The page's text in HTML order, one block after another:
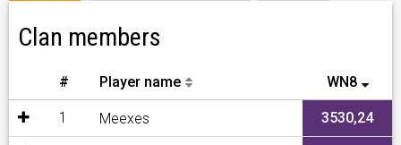
Clan members
# Player name WN8
1 Meexes 3530,24